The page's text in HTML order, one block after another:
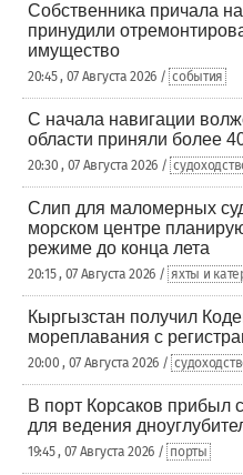
Собственника причала
принудили
имущество
20:45 , 07 Августа 2026 / события
С начала навигации
области приняли более
20:30 , 07 Августа 2026 /
Слип для маломерных
морском центре
режиме до конца лета
20:15 , 07 Августа 2026 / яхты и
Кыргызстан получил
мореплавания с
20:00 , 07 Августа 2026 /
В порт Корсаков прибыл
для ведения
19:45 , 07 Августа 2026 / порты